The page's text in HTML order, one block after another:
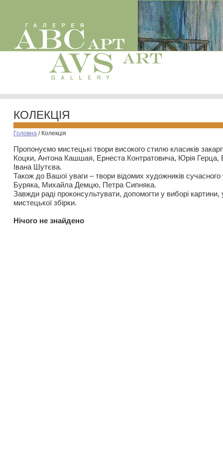
КОЛЕКЦІЯ
Головна / Колекція
Пропонуємо мистецькі твори високого стилю класиків
Коцки, Антона Кашшая, Ернеста Контратовича, Юрія
Івана Шутєва.
Також до Вашої уваги – твори відомих художників
Буряка, Михайла Демцю, Петра Сипняка.
Завжди раді проконсультувати, допомогти у виборі картини,
мистецької збірки.
Нiчого не знайдено